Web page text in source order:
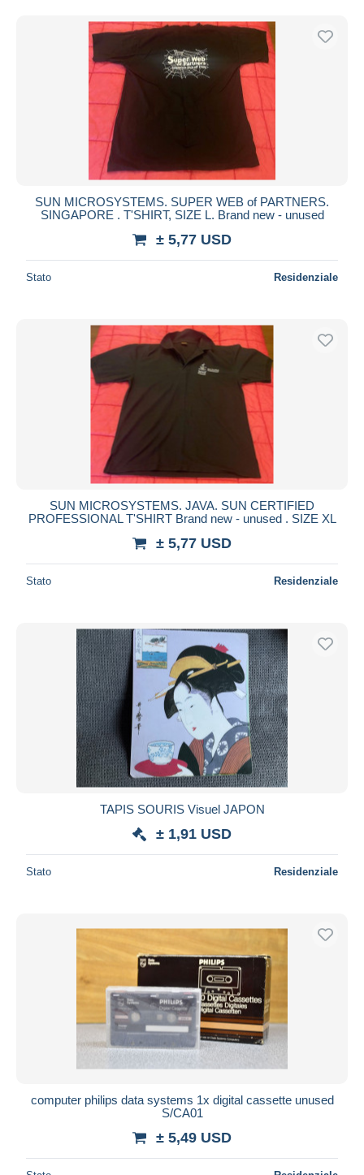
SUN MICROSYSTEMS. SUPER WEB of PARTNERS.
SINGAPORE . T'SHIRT, SIZE L. Brand new - unused
± 5,77 USD
Stato Residenziale
SUN MICROSYSTEMS. JAVA. SUN CERTIFIED
PROFESSIONAL T'SHIRT Brand new - unused . SIZE XL
± 5,77 USD
Stato Residenziale
TAPIS SOURIS Visuel JAPON
± 1,91 USD
Stato Residenziale
computer philips data systems 1x digital cassette unused
S/CA01
± 5,49 USD